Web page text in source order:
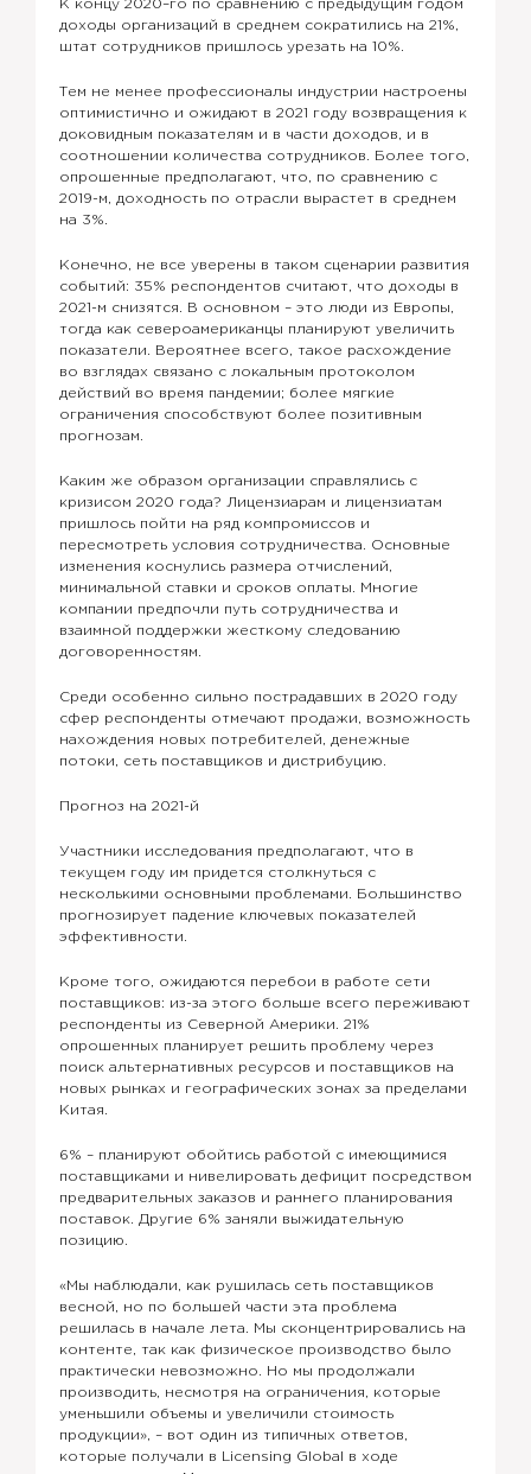
К концу 2020–го по сравнению с предыдущим годом
доходы организаций в среднем сократились на 21%,
штат сотрудников пришлось урезать на 10%.
Тем не менее профессионалы индустрии настроены
оптимистично и ожидают в 2021 году возвращения к
доковидным показателям и в части доходов, и в
соотношении количества сотрудников. Более того,
опрошенные предполагают, что, по сравнению с
2019-м, доходность по отрасли вырастет в среднем
на 3%.
Конечно, не все уверены в таком сценарии развития
событий: 35% респондентов считают, что доходы в
2021-м снизятся. В основном – это люди из Европы,
тогда как североамериканцы планируют увеличить
показатели. Вероятнее всего, такое расхождение
во взглядах связано с локальным протоколом
действий во время пандемии; более мягкие
ограничения способствуют более позитивным
прогнозам.
Каким же образом организации справлялись с
кризисом 2020 года? Лицензиарам и лицензиатам
пришлось пойти на ряд компромиссов и
пересмотреть условия сотрудничества. Основные
изменения коснулись размера отчислений,
минимальной ставки и сроков оплаты. Многие
компании предпочли путь сотрудничества и
взаимной поддержки жесткому следованию
договоренностям.
Среди особенно сильно пострадавших в 2020 году
сфер респонденты отмечают продажи, возможность
нахождения новых потребителей, денежные
потоки, сеть поставщиков и дистрибуцию.
Прогноз на 2021-й
Участники исследования предполагают, что в
текущем году им придется столкнуться с
несколькими основными проблемами. Большинство
прогнозирует падение ключевых показателей
эффективности.
Кроме того, ожидаются перебои в работе сети
поставщиков: из-за этого больше всего переживают
респонденты из Северной Америки. 21%
опрошенных планирует решить проблему через
поиск альтернативных ресурсов и поставщиков на
новых рынках и географических зонах за пределами
Китая.
6% – планируют обойтись работой с имеющимися
поставщиками и нивелировать дефицит посредством
предварительных заказов и раннего планирования
поставок. Другие 6% заняли выжидательную
позицию.
«Мы наблюдали, как рушилась сеть поставщиков
весной, но по большей части эта проблема
решилась в начале лета. Мы сконцентрировались на
контенте, так как физическое производство было
практически невозможно. Но мы продолжали
производить, несмотря на ограничения, которые
уменьшили объемы и увеличили стоимость
продукции», – вот один из типичных ответов,
которые получали в Licensing Global в ходе